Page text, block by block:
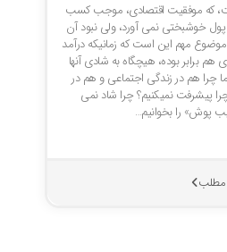
موفقیت اقتصادی، موجب کسب
نمی آورد، ولی نبود آن
مهم این است که زمانیکه درآمد
بوده، هیچگاه به شادی آنها
در زندگی اجتماعی و هم در
نمیکنیم؟ چرا شاد نمی
را بخوانیم…